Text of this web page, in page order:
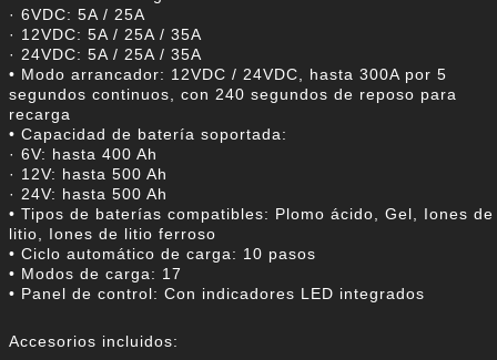
· 6VDC: 5A / 25A
· 12VDC: 5A / 25A / 35A
· 24VDC: 5A / 25A / 35A
• Modo arrancador: 12VDC / 24VDC, hasta 300A por 5
segundos continuos, con 240 segundos de reposo para
recarga
• Capacidad de batería soportada:
· 6V: hasta 400 Ah
· 12V: hasta 500 Ah
· 24V: hasta 500 Ah
• Tipos de baterías compatibles: Plomo ácido, Gel, Iones de
litio, Iones de litio ferroso
• Ciclo automático de carga: 10 pasos
• Modos de carga: 17
• Panel de control: Con indicadores LED integrados
Accesorios incluidos: